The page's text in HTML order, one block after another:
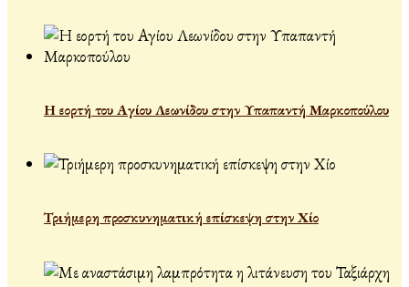
Η εορτή του Αγίου Λεωνίδου στην Υπαπαντή Μαρκοπούλου
Τριήμερη προσκυνηματική επίσκεψη στην Χίο